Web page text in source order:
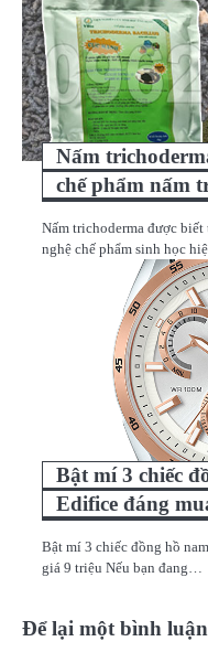
Nấm
chế phẩm nấm
Nấm trichoderma được
nghệ chế phẩm sinh học
Bật mí 3 chiếc
Edifice đáng
Bật mí 3 chiếc đồng hồ
giá 9 triệu Nếu bạn đang…
Để lại một bình luận